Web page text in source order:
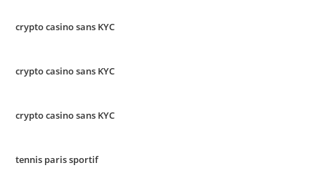
crypto casino sans KYC
crypto casino sans KYC
crypto casino sans KYC
tennis paris sportif